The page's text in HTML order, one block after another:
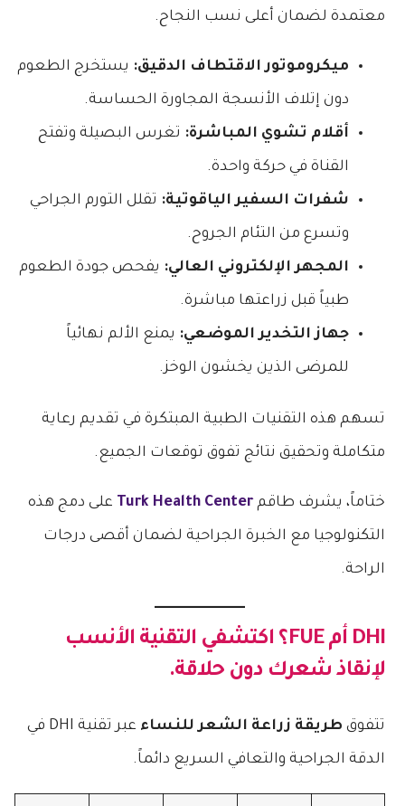
معتمدة لضمان أعلى نسب النجاح.
ميكروموتور الاقتطاف الدقيق: يستخرج الطعوم
دون إتلاف الأنسجة المجاورة الحساسة.
أقلام تشوي المباشرة: تغرس البصيلة وتفتح
القناة في حركة واحدة.
شفرات السفير الياقوتية: تقلل التورم الجراحي
وتسرع من التئام الجروح.
المجهر الإلكتروني العالي: يفحص جودة الطعوم
طبياً قبل زراعتها مباشرة.
جهاز التخدير الموضعي: يمنع الألم نهائياً
للمرضى الذين يخشون الوخز.
تسهم هذه التقنيات الطبية المبتكرة في تقديم رعاية
متكاملة وتحقيق نتائج تفوق توقعات الجميع.
ختاماً، يشرف طاقمTurk Health Center على دمج هذه
التكنولوجيا مع الخبرة الجراحية لضمان أقصى درجات
الراحة.
DHI أم FUE؟ اكتشفي التقنية الأنسب
لإنقاذ شعرك دون حلاقة.
تتفوق طريقة زراعة الشعر للنساء عبر تقنية DHI في
الدقة الجراحية والتعافي السريع دائماً.